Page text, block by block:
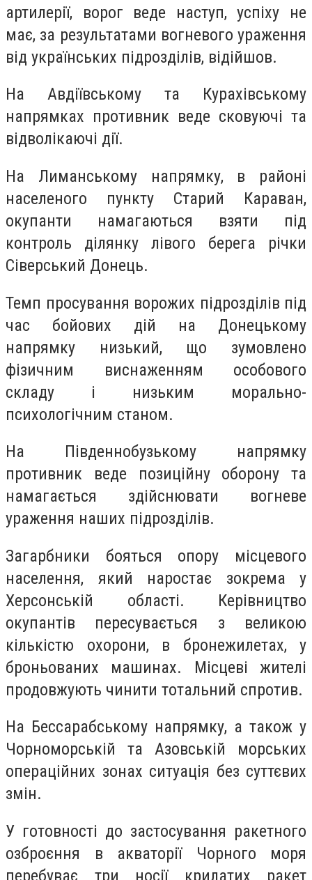
артилерії, ворог веде наступ, успіху не
має, за результатами вогневого ураження
від українських підрозділів, відійшов.
На Авдіївському та Курахівському
напрямках противник веде сковуючі та
відволікаючі дії.
На Лиманському напрямку, в районі
населеного пункту Старий Караван,
окупанти намагаються взяти під
контроль ділянку лівого берега річки
Сіверський Донець.
Темп просування ворожих підрозділів під
час бойових дій на Донецькому
напрямку низький, що зумовлено
фізичним виснаженням особового
складу і низьким морально-
психологічним станом.
На Південнобузькому напрямку
противник веде позиційну оборону та
намагається здійснювати вогневе
ураження наших підрозділів.
Загарбники бояться опору місцевого
населення, який наростає зокрема у
Херсонській області. Керівництво
окупантів пересувається з великою
кількістю охорони, в бронежилетах, у
броньованих машинах. Місцеві жителі
продовжують чинити тотальний спротив.
На Бессарабському напрямку, а також у
Чорноморській та Азовській морських
операційних зонах ситуація без суттєвих
змін.
У готовності до застосування ракетного
озброєння в акваторії Чорного моря
перебуває три носії крилатих ракет